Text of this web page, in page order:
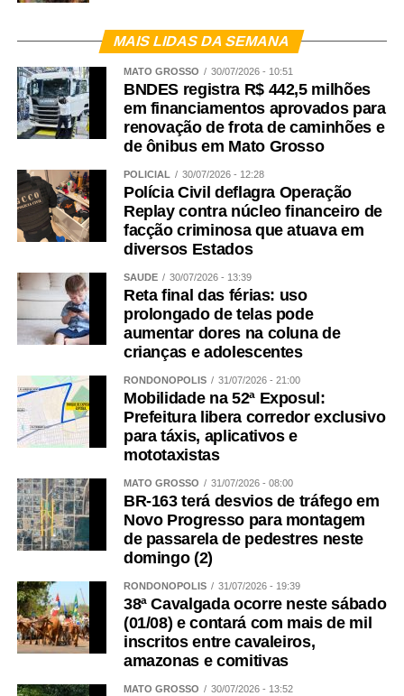
MAIS LIDAS DA SEMANA
MATO GROSSO 30/07/2026 - 10:51
BNDES registra R$ 442,5 milhões
em financiamentos aprovados para
renovação de frota de caminhões e
de ônibus em Mato Grosso
POLICIAL 30/07/2026 - 12:28
Polícia Civil deflagra Operação
Replay contra núcleo financeiro de
facção criminosa que atuava em
diversos Estados
SAÚDE 30/07/2026 - 13:39
Reta final das férias: uso
prolongado de telas pode
aumentar dores na coluna de
crianças e adolescentes
RONDONÓPOLIS 31/07/2026 - 21:00
Mobilidade na 52ª Exposul:
Prefeitura libera corredor exclusivo
para táxis, aplicativos e
mototaxistas
MATO GROSSO 31/07/2026 - 08:00
BR-163 terá desvios de tráfego em
Novo Progresso para montagem
de passarela de pedestres neste
domingo (2)
RONDONÓPOLIS 31/07/2026 - 19:39
38ª Cavalgada ocorre neste sábado
(01/08) e contará com mais de mil
inscritos entre cavaleiros,
amazonas e comitivas
MATO GROSSO 30/07/2026 - 13:52